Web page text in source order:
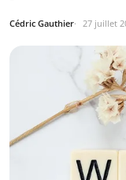
Cédric Gauthier 27 juillet